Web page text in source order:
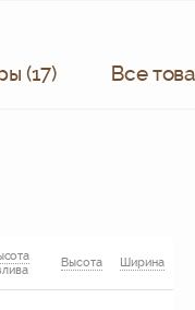
(17) Все
Высота Ширина